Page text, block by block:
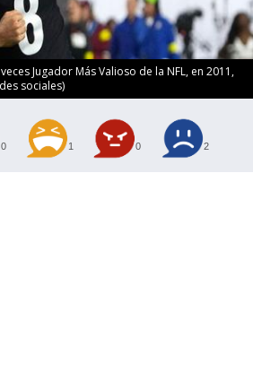
Jugador Más Valioso de la NFL, en 2011,
sociales)
0 1 0 2